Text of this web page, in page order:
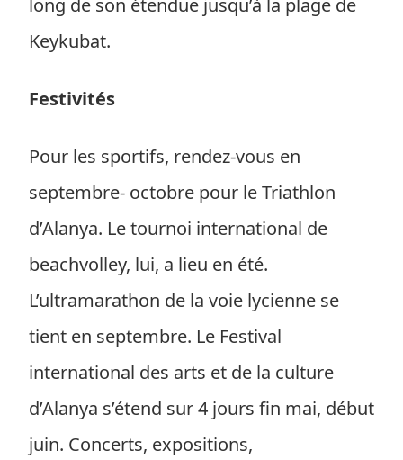
long de son étendue jusqu’à la plage de
Keykubat.
Festivités
Pour les sportifs, rendez-vous en
septembre- octobre pour le Triathlon
d’Alanya. Le tournoi international de
beachvolley, lui, a lieu en été.
L’ultramarathon de la voie lycienne se
tient en septembre. Le Festival
international des arts et de la culture
d’Alanya s’étend sur 4 jours fin mai, début
juin. Concerts, expositions,